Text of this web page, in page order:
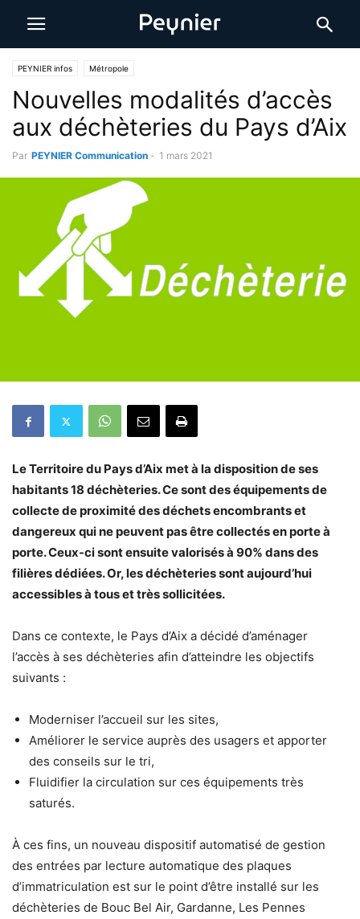
PEYNIER infos Métropole
Nouvelles modalités d’accès
aux déchèteries du Pays d’Aix
Par PEYNIER Communication - 1 mars 2021
Le Territoire du Pays d’Aix met à la disposition de ses
habitants 18 déchèteries. Ce sont des équipements de
collecte de proximité des déchets encombrants et
dangereux qui ne peuvent pas être collectés en porte à
porte. Ceux-ci sont ensuite valorisés à 90% dans des
filières dédiées. Or, les déchèteries sont aujourd’hui
accessibles à tous et très sollicitées.
Dans ce contexte, le Pays d’Aix a décidé d’aménager
l’accès à ses déchèteries afin d’atteindre les objectifs
suivants :
Moderniser l’accueil sur les sites,
Améliorer le service auprès des usagers et apporter
des conseils sur le tri,
Fluidifier la circulation sur ces équipements très
saturés.
À ces fins, un nouveau dispositif automatisé de gestion
des entrées par lecture automatique des plaques
d’immatriculation est sur le point d’être installé sur les
déchèteries de Bouc Bel Air, Gardanne, Les Pennes